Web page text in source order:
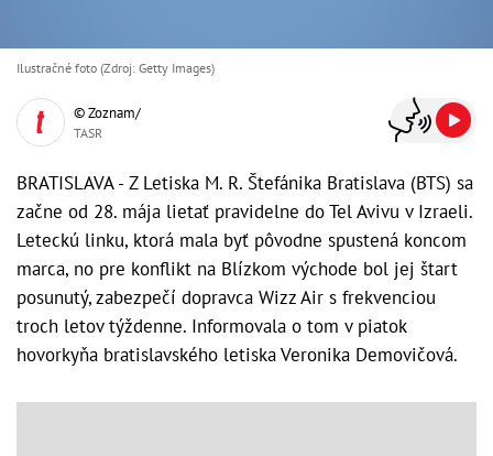
Ilustračné foto (Zdroj: Getty Images)
© Zoznam/
TASR
BRATISLAVA - Z Letiska M. R. Štefánika Bratislava (BTS) sa
začne od 28. mája lietať pravidelne do Tel Avivu v Izraeli.
Leteckú linku, ktorá mala byť pôvodne spustená koncom
marca, no pre konflikt na Blízkom východe bol jej štart
posunutý, zabezpečí dopravca Wizz Air s frekvenciou
troch letov týždenne. Informovala o tom v piatok
hovorkyňa bratislavského letiska Veronika Demovičová.